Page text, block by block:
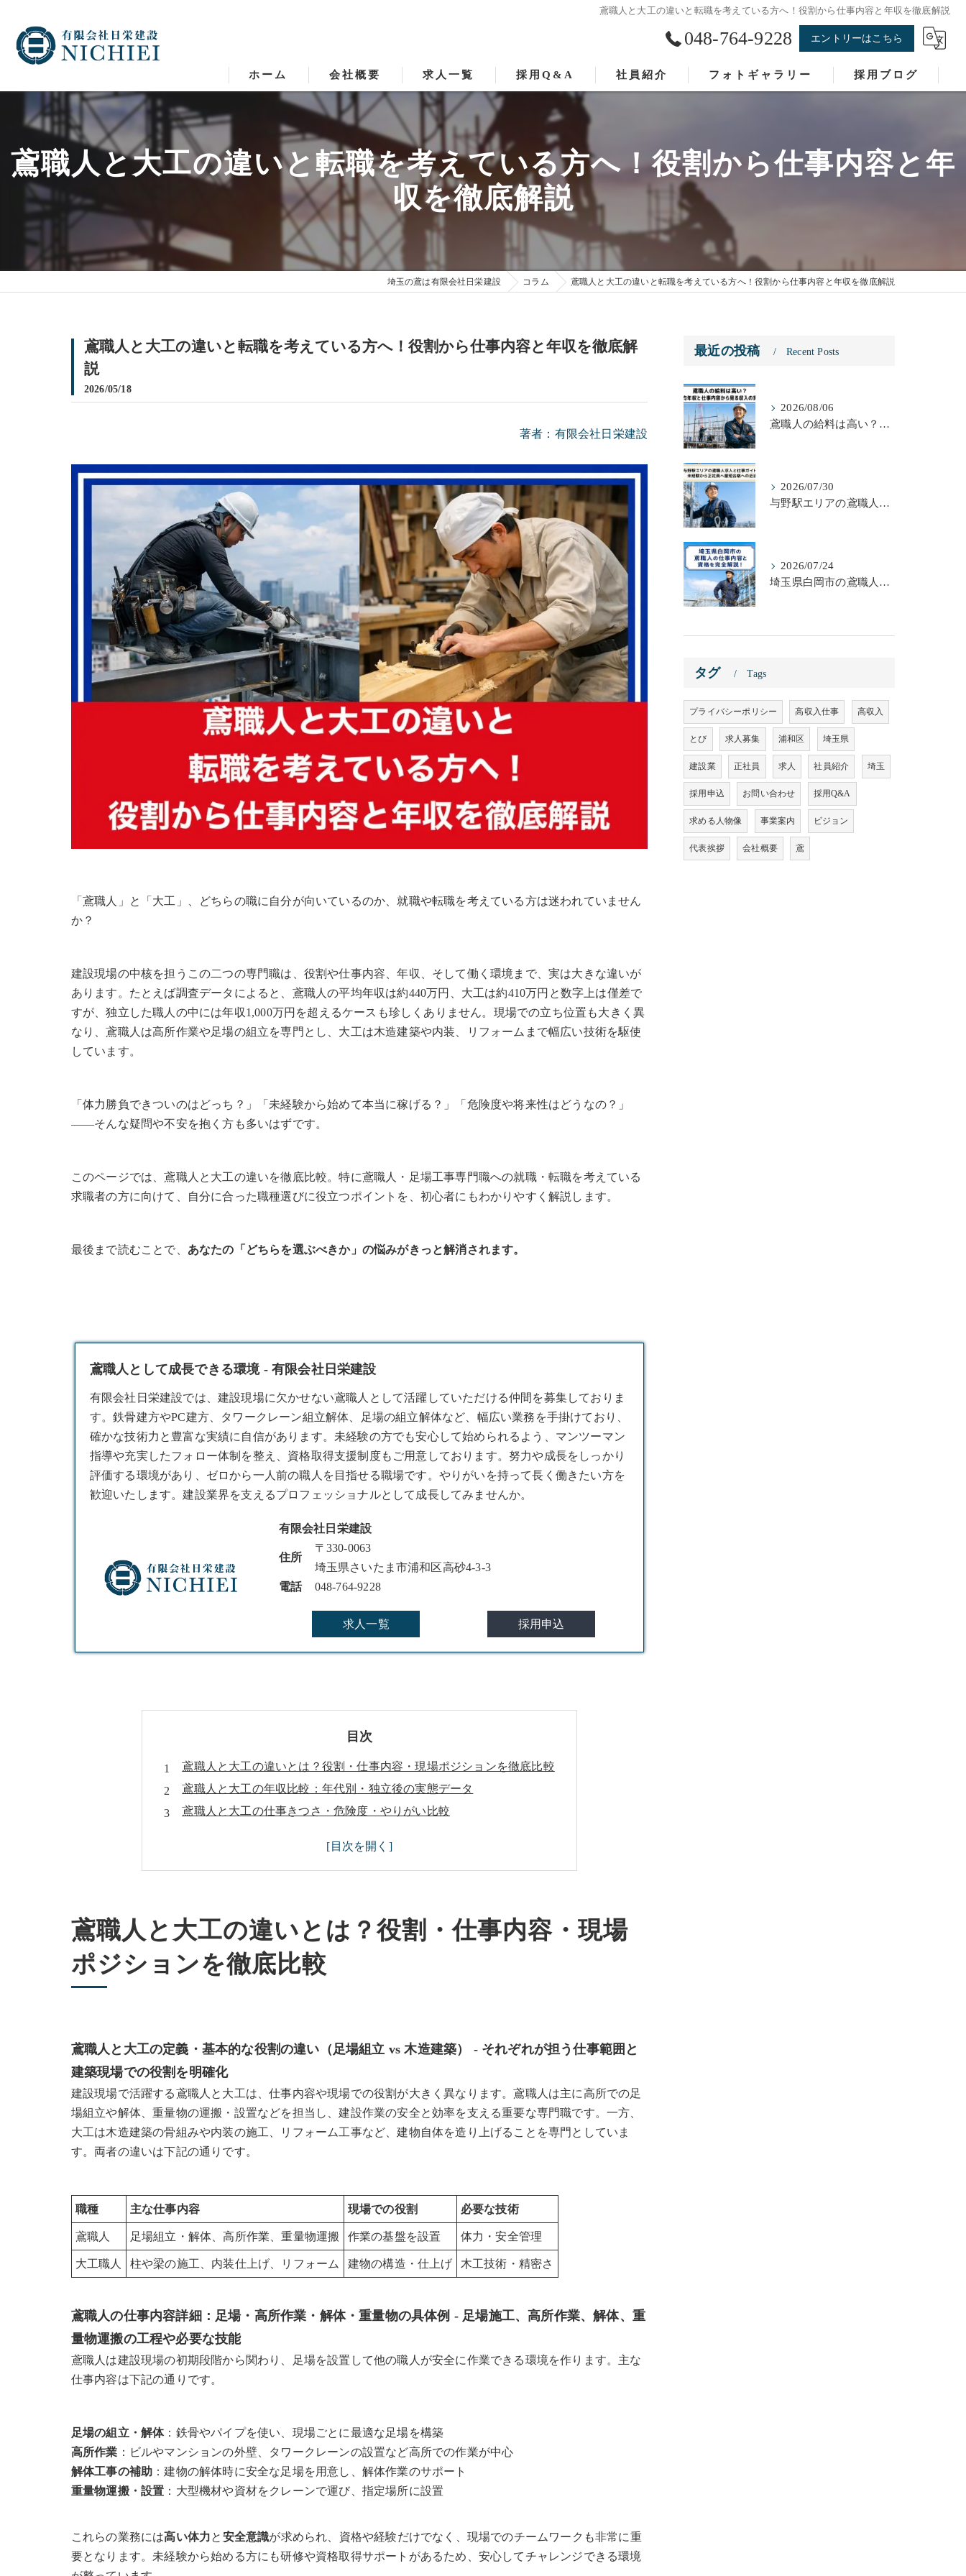
鳶職人と大工の違いと転職を考えている方へ！役割から仕事内容と年収を徹底解説
048-764-9228 エントリーはこちら
ホーム 会社概要 求人一覧 採用Q&A 社員紹介 フォトギャラリー 採用ブログ
鳶職人と大工の違いと転職を考えている方へ！役割から仕事内容と年
収を徹底解説
埼玉の鳶は有限会社日栄建設 コラム 鳶職人と大工の違いと転職を考えている方へ！役割から仕事内容と年収を徹底解説
鳶職人と大工の違いと転職を考えている方へ！役割から仕事内容と年収を徹底解
説
2026/05/18
著者：有限会社日栄建設
「鳶職人」と「大工」、どちらの職に自分が向いているのか、就職や転職を考えている方は迷われていません
か？
建設現場の中核を担うこの二つの専門職は、役割や仕事内容、年収、そして働く環境まで、実は大きな違いが
あります。たとえば調査データによると、鳶職人の平均年収は約440万円、大工は約410万円と数字上は僅差で
すが、独立した職人の中には年収1,000万円を超えるケースも珍しくありません。現場での立ち位置も大きく異
なり、鳶職人は高所作業や足場の組立を専門とし、大工は木造建築や内装、リフォームまで幅広い技術を駆使
しています。
「体力勝負できついのはどっち？」「未経験から始めて本当に稼げる？」「危険度や将来性はどうなの？」
――そんな疑問や不安を抱く方も多いはずです。
このページでは、鳶職人と大工の違いを徹底比較。特に鳶職人・足場工事専門職への就職・転職を考えている
求職者の方に向けて、自分に合った職種選びに役立つポイントを、初心者にもわかりやすく解説します。
最後まで読むことで、 あなたの「どちらを選ぶべきか」の悩みがきっと解消されます。
鳶職人として成長できる環境 - 有限会社日栄建設
有限会社日栄建設では、建設現場に欠かせない鳶職人 として活躍していただける仲間を募集しておりま
す。鉄骨建方やPC建方、タワークレーン組立解体、足場の組立解体など、幅広い業務を手掛けており、
確かな技術力と豊富な実績に自信があります。未経験の方でも安心して始められるよう、マンツーマン
指導や充実したフォロー体制を整え、資格取得支援制度もご用意しております。努力や成長をしっかり
評価する環境があり、ゼロから一人前の職人を目指せる職場です。やりがいを持って長く働きたい方を
歓迎いたします。建設業界を支えるプロフェッショナルとして成長してみませんか。
有限会社日栄建設
住所
〒330-0063
埼玉県さいたま市浦和区高砂4-3-3
電話
048-764-9228
求人一覧 採用申込
目次
鳶職人と大工の違いとは？役割・仕事内容・現場ポジションを徹底比較
鳶職人と大工の年収比較：年代別・独立後の実態データ
鳶職人と大工の仕事きつさ・危険度・やりがい比較
鳶職人と大工の違いとは？役割・仕事内容・現場
ポジションを徹底比較
鳶職人と大工の定義・基本的な役割の違い（足場組立 vs 木造建築） - それぞれが担う仕事範囲と
建築現場での役割を明確化
建設現場で活躍する鳶職人と大工は、仕事内容や現場での役割が大きく異なります。鳶職人は主に高所での足
場組立や解体、重量物の運搬・設置などを担当し、建設作業の安全と効率を支える重要な専門職です。一方、
大工は木造建築の骨組みや内装の施工、リフォーム工事など、建物自体を造り上げることを専門としていま
す。両者の違いは下記の通りです。
職種 主な仕事内容 現場での役割 必要な技術
鳶職人 足場組立・解体、高所作業、重量物運搬 作業の基盤を設置 体力・安全管理
大工職人 柱や梁の施工、内装仕上げ、リフォーム 建物の構造・仕上げ 木工技術・精密さ
鳶職人の仕事内容詳細：足場・高所作業・解体・重量物の具体例 - 足場施工、高所作業、解体、重
量物運搬の工程や必要な技能
鳶職人は建設現場の初期段階から関わり、足場を設置して他の職人が安全に作業できる環境を作ります。主な
仕事内容は下記の通りです。
足場の組立・解体：鉄骨やパイプを使い、現場ごとに最適な足場を構築
高所作業 ：ビルやマンションの外壁、タワークレーンの設置など高所での作業が中心
解体工事の補助 ：建物の解体時に安全な足場を用意し、解体作業のサポート
重量物運搬・設置 ：大型機材や資材をクレーンで運び、指定場所に設置
これらの業務には高い体力と 安全意識が求められ、資格や経験だけでなく、現場でのチームワークも非常に重
要となります。未経験から始める方にも研修や資格取得サポートがあるため、安心してチャレンジできる環境
最近の投稿 Recent Posts
2026/08/06
鳶職人の給料は高い？平均年収と仕事内容から見る収入の実態
2026/07/30
与野駅エリアの鳶職人求人と仕事ガイド！未経験から正社員へ最短合格への近道
2026/07/24
埼玉県白岡市の鳶職人の仕事内容と資格を完全解説！
タグ Tags
プライバシーポリシー 高収入仕事 高収入
とび 求人募集 浦和区 埼玉県
建設業 正社員 求人 社員紹介 埼玉
採用申込 お問い合わせ 採用Q&A
求める人物像 事業案内 ビジョン
代表挨拶 会社概要 鳶